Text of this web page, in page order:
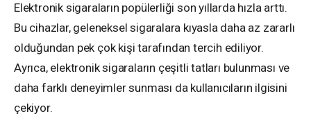
Elektronik sigaraların popülerliği son yıllarda hızla arttı.
Bu cihazlar, geleneksel sigaralara kıyasla daha az zararlı
olduğundan pek çok kişi tarafından tercih ediliyor.
Ayrıca, elektronik sigaraların çeşitli tatları bulunması ve
daha farklı deneyimler sunması da kullanıcıların ilgisini
çekiyor.